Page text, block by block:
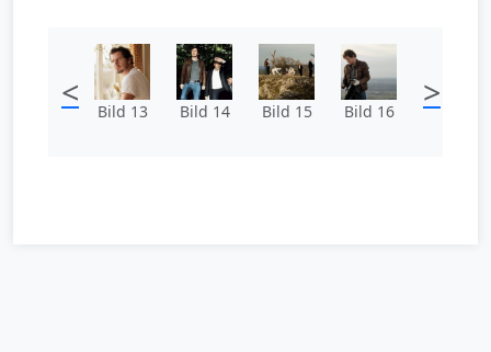
< Bild 13 Bild 14 Bild 15 Bild 16 >